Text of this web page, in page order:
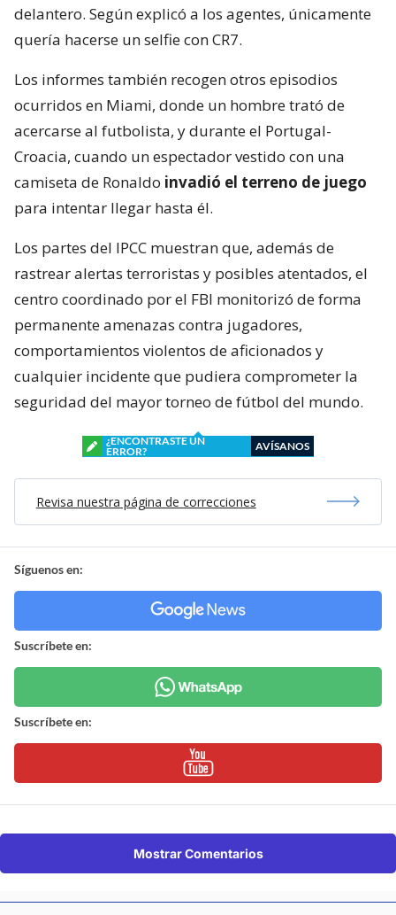
delantero. Según explicó a los agentes, únicamente
quería hacerse un selfie con CR7.
Los informes también recogen otros episodios
ocurridos en Miami, donde un hombre trató de
acercarse al futbolista, y durante el Portugal-
Croacia, cuando un espectador vestido con una
camiseta de Ronaldo invadió el terreno de juego
para intentar llegar hasta él.
Los partes del IPCC muestran que, además de
rastrear alertas terroristas y posibles atentados, el
centro coordinado por el FBI monitorizó de forma
permanente amenazas contra jugadores,
comportamientos violentos de aficionados y
cualquier incidente que pudiera comprometer la
seguridad del mayor torneo de fútbol del mundo.
¿ENCONTRASTE UN
ERROR?
AVÍSANOS
Revisa nuestra página de correcciones
Síguenos en:
Suscríbete en:
Suscríbete en:
Mostrar Comentarios